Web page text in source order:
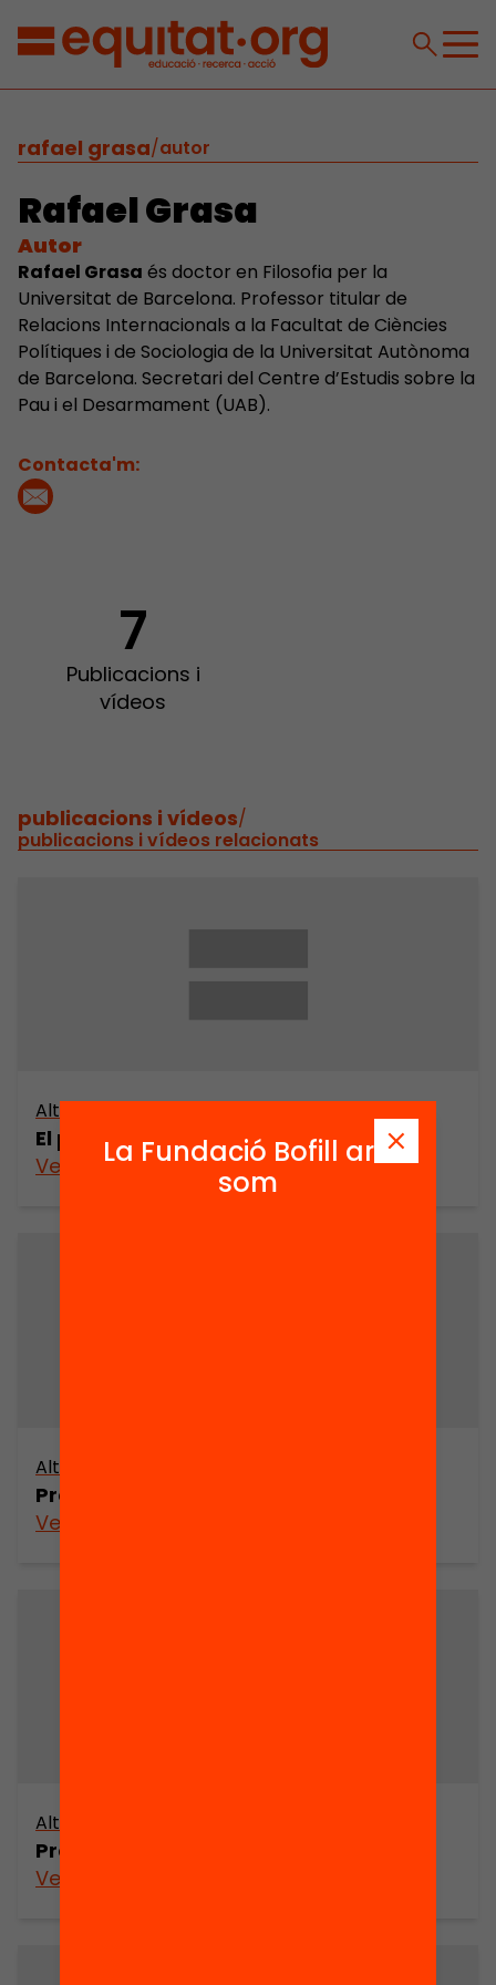
rafael grasa/autor
Rafael Grasa
Autor
Rafael Grasa és doctor en Filosofia per la
Universitat de Barcelona. Professor titular de
Relacions Internacionals a la Facultat de Ciències
Polítiques i de Sociologia de la Universitat Autònoma
de Barcelona. Secretari del Centre d’Estudis sobre la
Pau i el Desarmament (UAB).
Contacta'm:
7
Publicacions i
vídeos
publicacions i vídeos/
publicacions i vídeos relacionats
Altres arxius
El projecte Linguapax (part 2)
Veure’n més
Altres arxius
Projecte Linguapax (part 4)
Veure’n més
Altres arxius
Projecte Linguapax (part 3)
Veure’n més
La Fundació Bofill ara
som